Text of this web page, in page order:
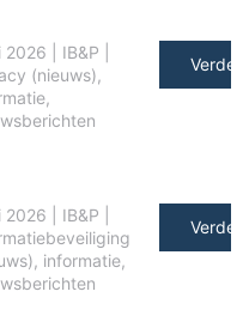
2026 IB&P
(nieuws),
,
Verder
2026 IB&P
, informatie,
Verder